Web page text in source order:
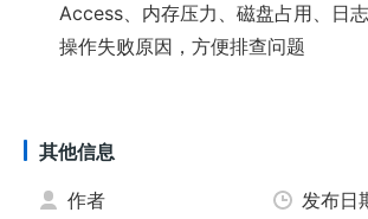
Access、内存压力、磁盘占用、日
操作失败原因，方便排查问题
其他信息
作者 发布日